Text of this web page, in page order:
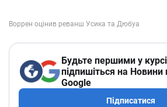
Будьте першими у
підпишіться на Новини
Google
Підписатися